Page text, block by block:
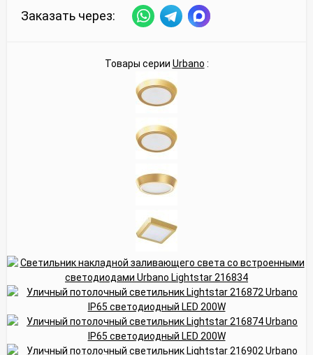
Заказать через:
Товары серии Urbano :